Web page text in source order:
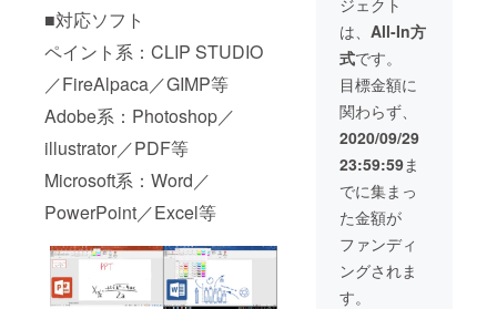
■対応ソフト
ペイント系：CLIP STUDIO
／FireAlpaca／GIMP等
Adobe系：Photoshop／
illustrator／PDF等
Microsoft系：Word／
PowerPoint／Excel等
性もご
ざいま
す。
出荷時
期が遅
能性が
ござい
ます。
※多くの
応援購
入をい
ただく
ことで
生産効
率が向
上した
場合な
ど、一
様やデ
ザイン
等の細
かい点
につい
て、一
部変更
が生じ
がござ
います
のでご
了承く
ださ
い。 ※
ご注文
シュグ
レイ、
パール
ゴール
ド、ホ
ワイト
（お選
びいた
だけま
す） ■
内容：
『DigiN
ote
Pro』1
台 ※商
品の仕
は、 All-In方
式です。
目標金額に
関わらず、
2020/09/29
23:59:59ま
でに集まっ
た金額が
ファンディ
ングされま
す。